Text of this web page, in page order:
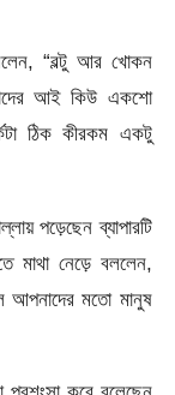
“বল্টু আর খোকন
আই কিউ একশো
ঠিক কীরকম একটু
পড়েছেন ব্যাপারটি
মাথা নেড়ে বললেন,
আপনাদের মতো মানুষ